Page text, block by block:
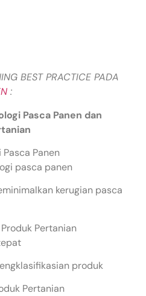
BEST PRACTICE PADA
:
Pasca Panen dan
Panen
pasca panen
kerugian pasca
Pertanian
produk
Pertanian